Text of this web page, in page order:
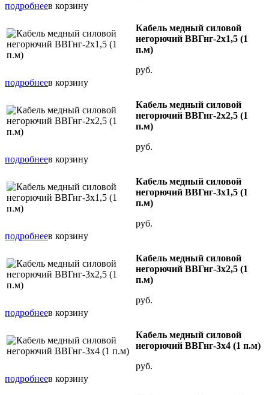
подробнеев корзину
Кабель медный силовой
негорючий ВВГнг-2х1,5 (1
п.м)
руб.
подробнеев корзину
Кабель медный силовой
негорючий ВВГнг-2х2,5 (1
п.м)
руб.
подробнеев корзину
Кабель медный силовой
негорючий ВВГнг-3х1,5 (1
п.м)
руб.
подробнеев корзину
Кабель медный силовой
негорючий ВВГнг-3х2,5 (1
п.м)
руб.
подробнеев корзину
Кабель медный силовой
негорючий ВВГнг-3х4 (1 п.м)
руб.
подробнеев корзину